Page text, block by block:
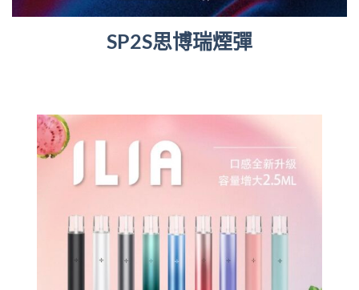
SP2S思博瑞煙彈